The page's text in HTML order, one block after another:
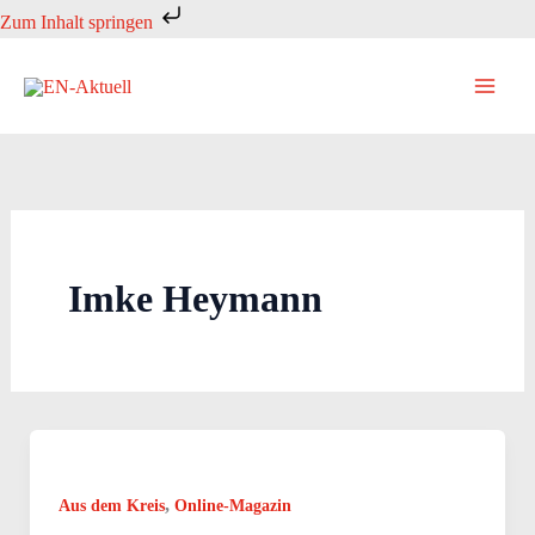
Zum Inhalt springen
Zum
springen
Imke Heymann
Aus dem Kreis, Online-Magazin